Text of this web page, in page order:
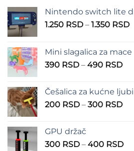
Nintendo switch lite
1.250 RSD – 1.350 RSD
Mini slagalica za mace
390 RSD – 490 RSD
do
Češalica za kućne
200 RSD – 300 RSD
do
GPU držač
300 RSD – 400 RSD